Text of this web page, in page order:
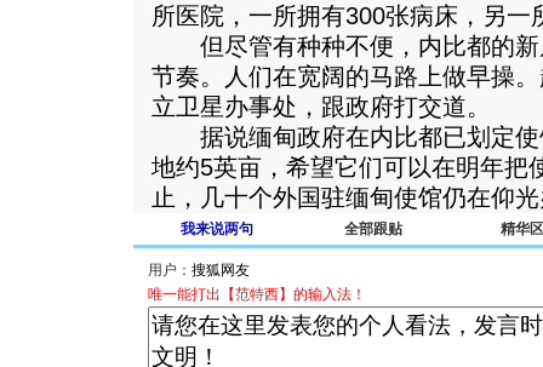
所医院，一所拥有300张病床，另一
但尽管有种种不便，内比都的新
节奏。人们在宽阔的马路上做早操
立卫星办事处，跟政府打交道。
据说缅甸政府在内比都已划定使
地约5英亩，希望它们可以在明年把
止，几十个外国驻缅甸使馆仍在仰
我来说两句 全部跟贴 精华区
用户：
唯一能打出【范特西】的输入法！